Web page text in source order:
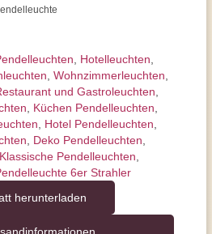
Hotelleuchten
Wohnzimmer­leuchten
und Gastroleuchten
Küchen Pendelleuchten
Hotel Pendelleuchten
Deko Pendelleuchten
Klassische Pendelleuchten
6er Strahler
herunterladen